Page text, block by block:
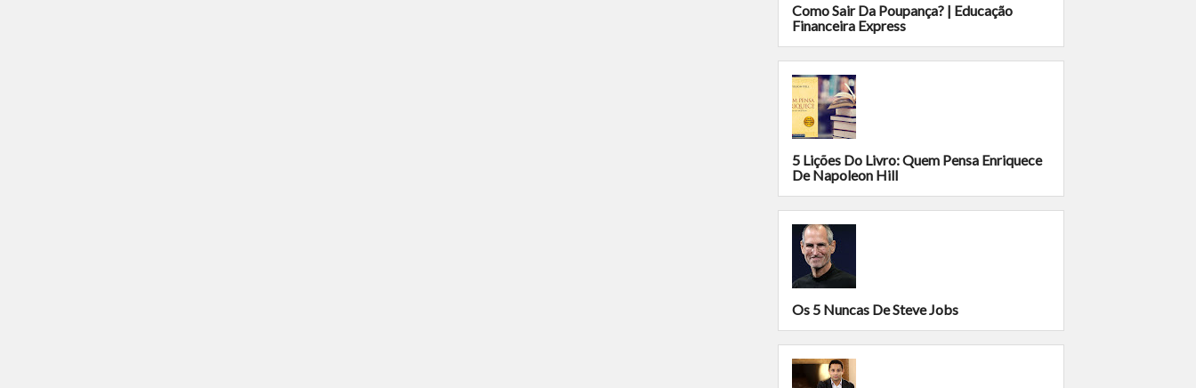
Como Sair Da Poupança? | Educação
Financeira Express
5 Lições Do Livro: Quem Pensa Enriquece
De Napoleon Hill
Os 5 Nuncas De Steve Jobs